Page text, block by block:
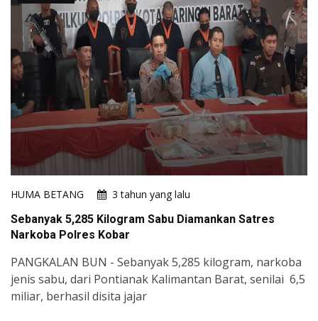
HUMA BETANG
3 tahun yang lalu
Sebanyak 5,285 Kilogram Sabu Diamankan Satres
Narkoba Polres Kobar
PANGKALAN BUN - Sebanyak 5,285 kilogram, narkoba
jenis sabu, dari Pontianak Kalimantan Barat, senilai 6,5
miliar, berhasil disita jajar